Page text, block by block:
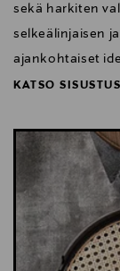
sekä harkiten
selkeälinjaisen
ajankohtaiset
KATSO
KATSO